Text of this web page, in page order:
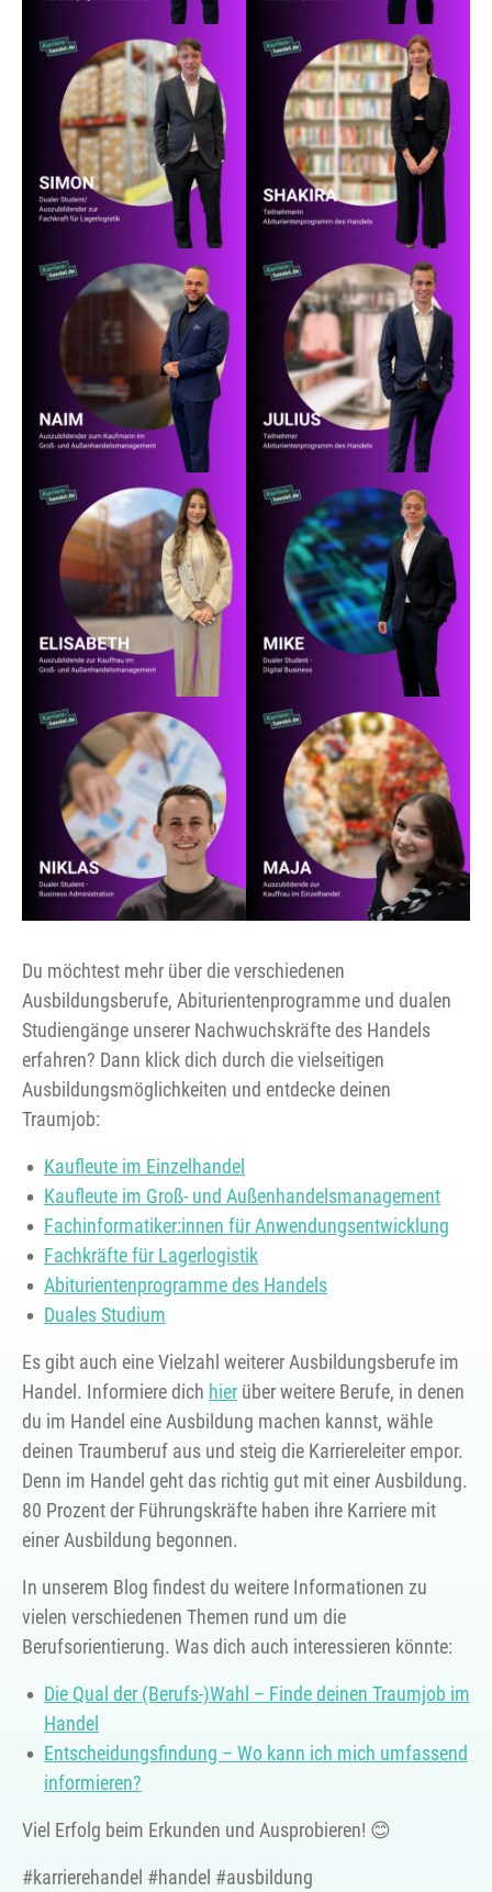
Du möchtest mehr über die verschiedenen
Ausbildungsberufe, Abiturientenprogramme und dualen
Studiengänge unserer Nachwuchskräfte des Handels
erfahren? Dann klick dich durch die vielseitigen
Ausbildungsmöglichkeiten und entdecke deinen
Traumjob:
Kaufleute im Einzelhandel
Kaufleute im Groß- und Außenhandelsmanagement
Fachinformatiker:innen für Anwendungsentwicklung
Fachkräfte für Lagerlogistik
Abiturientenprogramme des Handels
Duales Studium
Es gibt auch eine Vielzahl weiterer Ausbildungsberufe im
Handel. Informiere dich hier über weitere Berufe, in denen
du im Handel eine Ausbildung machen kannst, wähle
deinen Traumberuf aus und steig die Karriereleiter empor.
Denn im Handel geht das richtig gut mit einer Ausbildung.
80 Prozent der Führungskräfte haben ihre Karriere mit
einer Ausbildung begonnen.
In unserem Blog findest du weitere Informationen zu
vielen verschiedenen Themen rund um die
Berufsorientierung. Was dich auch interessieren könnte:
Die Qual der (Berufs-)Wahl – Finde deinen Traumjob im
Handel
Entscheidungsfindung – Wo kann ich mich umfassend
informieren?
Viel Erfolg beim Erkunden und Ausprobieren! 😊
#karrierehandel #handel #ausbildung